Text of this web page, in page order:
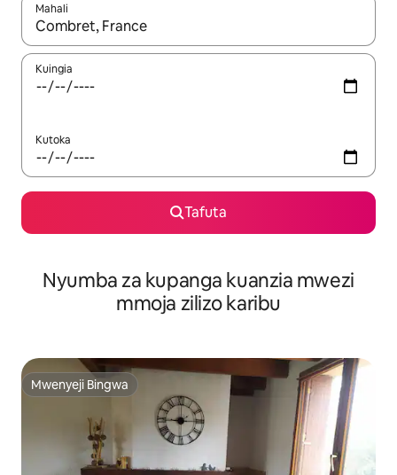
Mahali
Wakati matokeo yanapatikana, vinjari kwa kutumia vitufe vya
Kuingia
Kutoka
Tafuta
Nyumba za kupanga kuanzia mwezi
mmoja zilizo karibu
Mwenyeji Bingwa
Mwenyeji Bingwa